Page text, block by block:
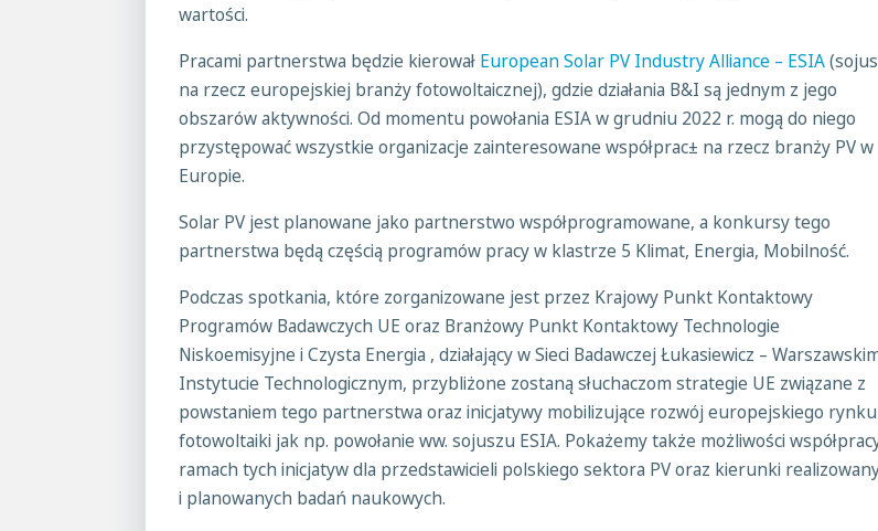
wartości.
Pracami partnerstwa będzie kierował European Solar PV Industry Alliance – ESIA
na rzecz europejskiej branży fotowoltaicznej), gdzie działania B&I są jednym z jego
obszarów aktywności. Od momentu powołania ESIA w grudniu 2022 r. mogą do niego
przystępować wszystkie organizacje zainteresowane współprac± na rzecz branży PV w
Europie.
Solar PV jest planowane jako partnerstwo współprogramowane, a konkursy tego
partnerstwa będą częścią programów pracy w klastrze 5 Klimat, Energia, Mobilność.
Podczas spotkania, które zorganizowane jest przez Krajowy Punkt Kontaktowy
Programów Badawczych UE oraz Branżowy Punkt Kontaktowy Technologie
Niskoemisyjne i Czysta Energia , działający w Sieci Badawczej Łukasiewicz –
Instytucie Technologicznym, przybliżone zostaną słuchaczom strategie UE związane z
powstaniem tego partnerstwa oraz inicjatywy mobilizujące rozwój europejskiego rynku
fotowoltaiki jak np. powołanie ww. sojuszu ESIA. Pokażemy także możliwości
ramach tych inicjatyw dla przedstawicieli polskiego sektora PV oraz kierunki
i planowanych badań naukowych.